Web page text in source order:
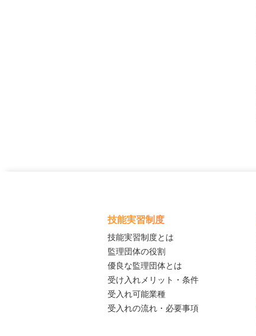
技能実習制度
技能実習制度とは
監理団体の役割
優良な監理団体とは
受け入れメリット・条件
受入れ可能業種
受入れの流れ・必要事項